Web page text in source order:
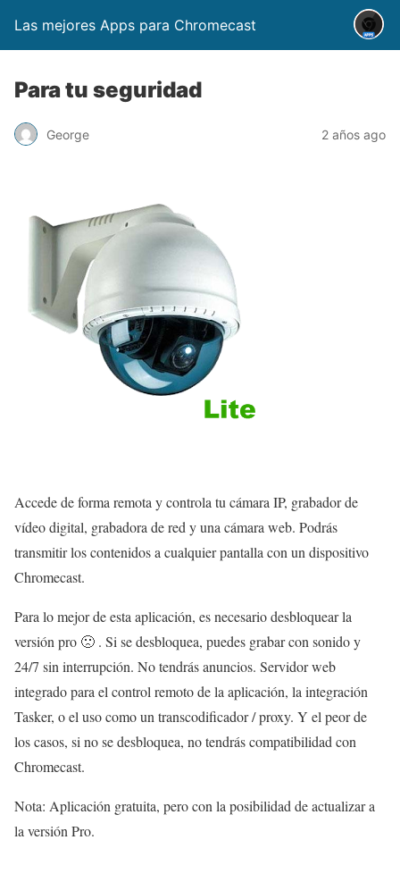
Las mejores Apps para Chromecast
Para tu seguridad
George 2 años ago
Accede de forma remota y controla tu cámara IP, grabador de
vídeo digital, grabadora de red y una cámara web. Podrás
transmitir los contenidos a cualquier pantalla con un dispositivo
Chromecast.
Para lo mejor de esta aplicación, es necesario desbloquear la
versión pro 🙁 . Si se desbloquea, puedes grabar con sonido y
24/7 sin interrupción. No tendrás anuncios. Servidor web
integrado para el control remoto de la aplicación, la integración
Tasker, o el uso como un transcodificador / proxy. Y el peor de
los casos, si no se desbloquea, no tendrás compatibilidad con
Chromecast.
Nota: Aplicación gratuita, pero con la posibilidad de actualizar a
la versión Pro.